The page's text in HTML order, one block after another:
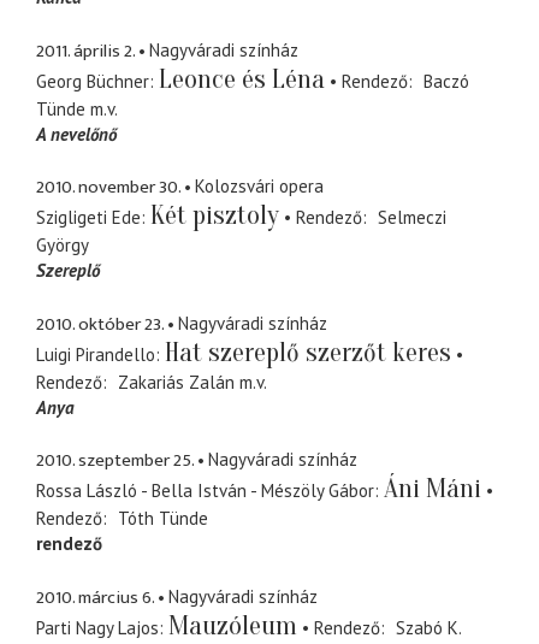
2011. április 2.
Nagyváradi színház
Georg Büchner Leonce és Léna Rendező
Baczó
Tünde m.v.
A nevelőnő
2010. november 30.
Kolozsvári opera
Szigligeti Ede Két pisztoly Rendező
Selmeczi
György
Szereplő
2010. október 23.
Nagyváradi színház
Luigi Pirandello Hat szereplő szerzőt keres
Rendező Zakariás Zalán m.v.
Anya
2010. szeptember 25.
Nagyváradi színház
Rossa László - Bella István - Mészöly Gábor Áni Máni
Rendező
Tóth Tünde
rendező
2010. március 6.
Nagyváradi színház
Parti Nagy Lajos Mauzóleum Rendező
Szabó K.